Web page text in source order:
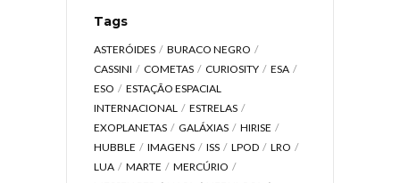
Tags
ASTERÓIDES
BURACO NEGRO
CASSINI
COMETAS CURIOSITY
ESA
ESO
ESTAÇÃO ESPACIAL
INTERNACIONAL
ESTRELAS
EXOPLANETAS
GALÁXIAS
HIRISE
HUBBLE
IMAGENS ISS LPOD
LRO
LUA
MARTE
MERCÚRIO